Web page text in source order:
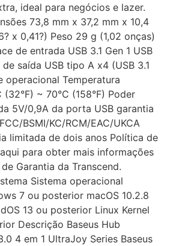
ideal para negócios e lazer.
73,8 mm x 37,2 mm x 10,4
x 0,41?) Peso 29 g (1,02 onças)
de entrada USB 3.1 Gen 1 USB
saída USB tipo A x4 (USB 3.1
operacional Temperatura
~ 70°C (158°F) Poder
5V/0,9A da porta USB garantia
BSMI/KC/RCM/EAC/UKCA
limitada de dois anos Política de
para obter mais informações
Garantia da Transcend.
Sistema operacional
7 ou posterior macOS 10.2.8
13 ou posterior Linux Kernel
Descrição Baseus Hub
4 em 1 UltraJoy Series Baseus